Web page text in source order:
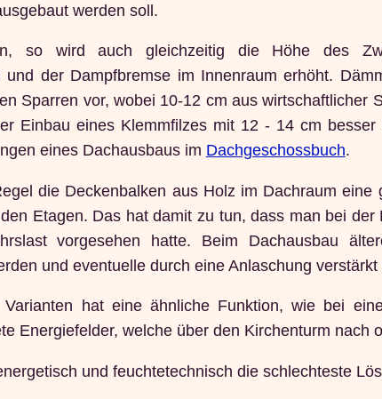
werden soll.
so wird auch gleichzeitig die Höhe des
der Dampfbremse im Innenraum erhöht.
Sparren vor, wobei 10-12 cm aus wirtschaftlicher
Einbau eines Klemmfilzes mit 12 - 14 cm besser
eines Dachausbaus im Dachgeschossbuch.
die Deckenbalken aus Holz im Dachraum eine
Etagen. Das hat damit zu tun, dass man bei der
vorgesehen hatte. Beim Dachausbau
und eventuelle durch eine Anlaschung verstärkt
hat eine ähnliche Funktion, wie bei
Energiefelder, welche über den Kirchenturm nach
und feuchtetechnisch die schlechteste